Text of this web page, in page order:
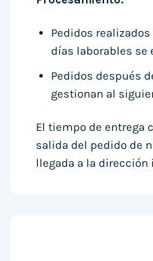
Pedidos
días laborables se
Pedidos después
gestionan al
El tiempo de entrega
salida del pedido de
llegada a la dirección